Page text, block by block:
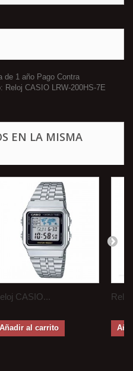
de 1 año Pago Contra
Reloj CASIO LRW-200HS-7E
EN LA MISMA
CASIO...
Añadir al carrito